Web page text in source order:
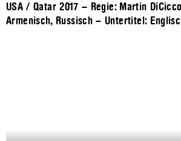
USA / Qatar 2017 – Regie: Martin
Armenisch, Russisch – Untertitel: